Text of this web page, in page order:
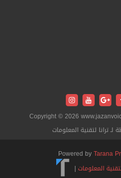
Copyright © 2026
ترانا لتقنية المعلومات
Powered byTarana
المعلومات |